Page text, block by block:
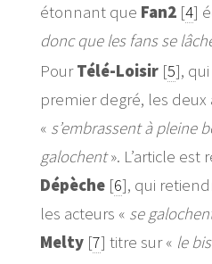
étonnant que Fan2 [4]
donc que les fans se
PourTélé-Loisir [5],
premier degré, les deux
« s’embrassent à pleine
galochent». L’article est
Dépèche [6], qui
les acteurs « se
Melty [7] titre sur « le